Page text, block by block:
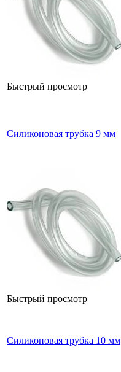
Быстрый просмотр
Силиконовая трубка 9 мм
Быстрый просмотр
Силиконовая трубка 10 мм